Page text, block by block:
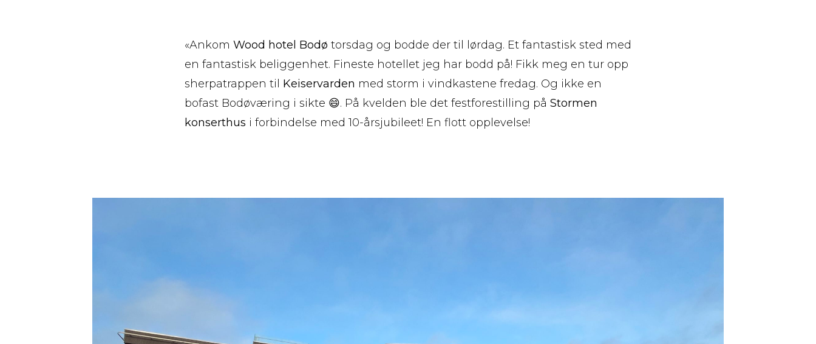
«Ankom Wood hotel Bodø torsdag og bodde der til lørdag. Et fantastisk sted med
en fantastisk beliggenhet. Fineste hotellet jeg har bodd på! Fikk meg en tur opp
sherpatrappen til Keiservarden med storm i vindkastene fredag. Og ikke en
bofast Bodøværing i sikte 😄. På kvelden ble det festforestilling på Stormen
konserthus i forbindelse med 10-årsjubileet! En flott opplevelse!